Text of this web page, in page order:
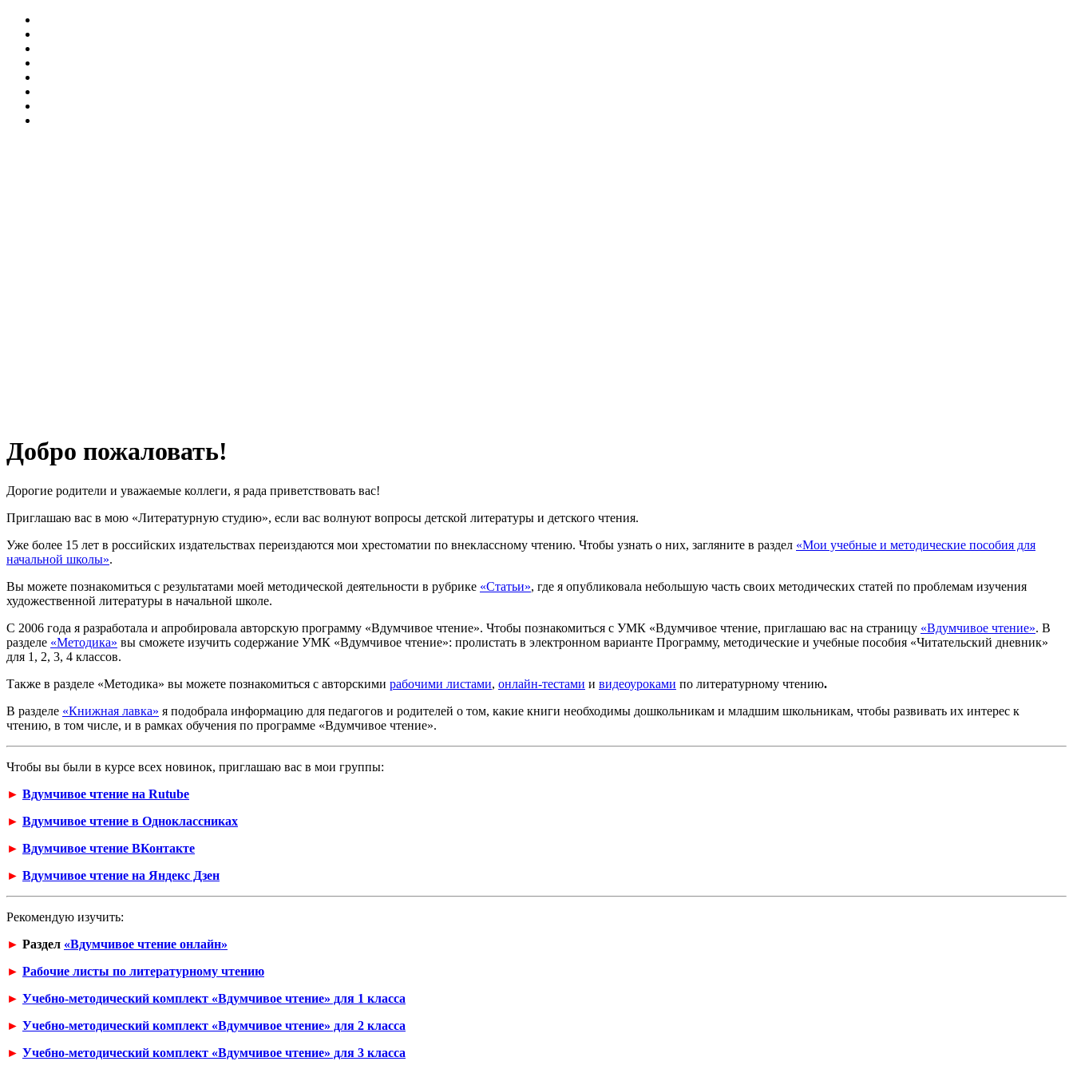
Добро пожаловать!
Дорогие родители и уважаемые коллеги, я рада приветствовать вас!
Приглашаю вас в мою «Литературную студию», если вас волнуют вопросы детской литературы и детского чтения.
Уже более 15 лет в российских издательствах переиздаются мои хрестоматии по внеклассному чтению. Чтобы узнать о них, загляните в раздел «Мои учебные и методические пособия для
начальной школы».
Вы можете познакомиться с результатами моей методической деятельности в рубрике «Статьи», где я опубликовала небольшую часть своих методических статей по проблемам изучения
художественной литературы в начальной школе.
С 2006 года я разработала и апробировала авторскую программу «Вдумчивое чтение». Чтобы познакомиться с УМК «Вдумчивое чтение, приглашаю вас на страницу «Вдумчивое чтение». В
разделе «Методика» вы сможете изучить содержание УМК «Вдумчивое чтение»: пролистать в электронном варианте Программу, методические и учебные пособия «Читательский дневник»
для 1, 2, 3, 4 классов.
Также в разделе «Методика» вы можете познакомиться с авторскими рабочими листами, онлайн-тестами и видеоуроками по литературному чтению.
В разделе «Книжная лавка» я подобрала информацию для педагогов и родителей о том, какие книги необходимы дошкольникам и младшим школьникам, чтобы развивать их интерес к
чтению, в том числе, и в рамках обучения по программе «Вдумчивое чтение».
Чтобы вы были в курсе всех новинок, приглашаю вас в мои группы:
► Вдумчивое чтение на Rutube
► Вдумчивое чтение в Одноклассниках
► Вдумчивое чтение ВКонтакте
► Вдумчивое чтение на Яндекс Дзен
Рекомендую изучить:
► Раздел «Вдумчивое чтение онлайн»
► Рабочие листы по литературному чтению
► Учебно-методический комплект «Вдумчивое чтение» для 1 класса
► Учебно-методический комплект «Вдумчивое чтение» для 2 класса
► Учебно-методический комплект «Вдумчивое чтение» для 3 класса